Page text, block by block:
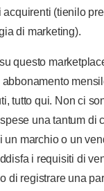
(tienilo
di marketing).
questo
tutto qui. Non ci
una tantum di
un marchio o un
i requisiti di
di registrare una